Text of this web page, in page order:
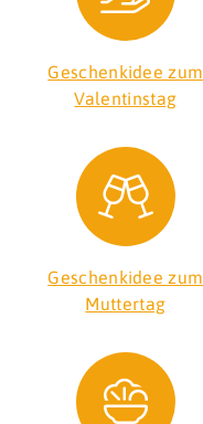
Geschenkidee zum
Valentinstag
Geschenkidee zum
Muttertag